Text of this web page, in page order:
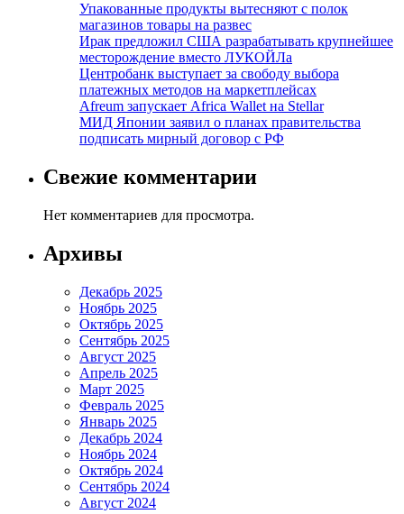
Упакованные продукты вытесняют с полок
магазинов товары на развес
Ирак предложил США разрабатывать крупнейшее
месторождение вместо ЛУКОЙЛа
Центробанк выступает за свободу выбора
платежных методов на маркетплейсах
Afreum запускает Africa Wallet на Stellar
МИД Японии заявил о планах правительства
подписать мирный договор с РФ
Свежие комментарии
Нет комментариев для просмотра.
Архивы
Декабрь 2025
Ноябрь 2025
Октябрь 2025
Сентябрь 2025
Август 2025
Апрель 2025
Март 2025
Февраль 2025
Январь 2025
Декабрь 2024
Ноябрь 2024
Октябрь 2024
Сентябрь 2024
Август 2024